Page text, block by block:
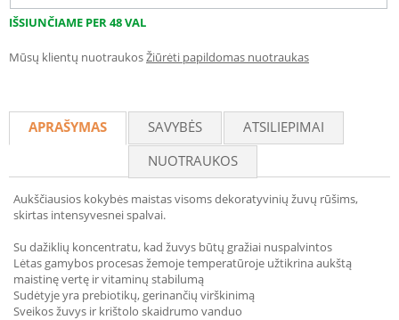
IŠSIUNČIAME PER 48 VAL
Mūsų klientų nuotraukosŽiūrėti papildomas nuotraukas
APRAŠYMAS SAVYBĖS
ATSILIEPIMAI
NUOTRAUKOS
Aukščiausios kokybės maistas visoms dekoratyvinių žuvų rūšims,
skirtas intensyvesnei spalvai.
Su dažiklių koncentratu, kad žuvys būtų gražiai nuspalvintos
Lėtas gamybos procesas žemoje temperatūroje užtikrina aukštą
maistinę vertę ir vitaminų stabilumą
Sudėtyje yra prebiotikų, gerinančių virškinimą
Sveikos žuvys ir krištolo skaidrumo vanduo